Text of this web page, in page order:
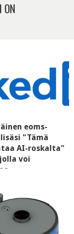
ON
eoms-
"Tämä
AI-roskalta"
voi